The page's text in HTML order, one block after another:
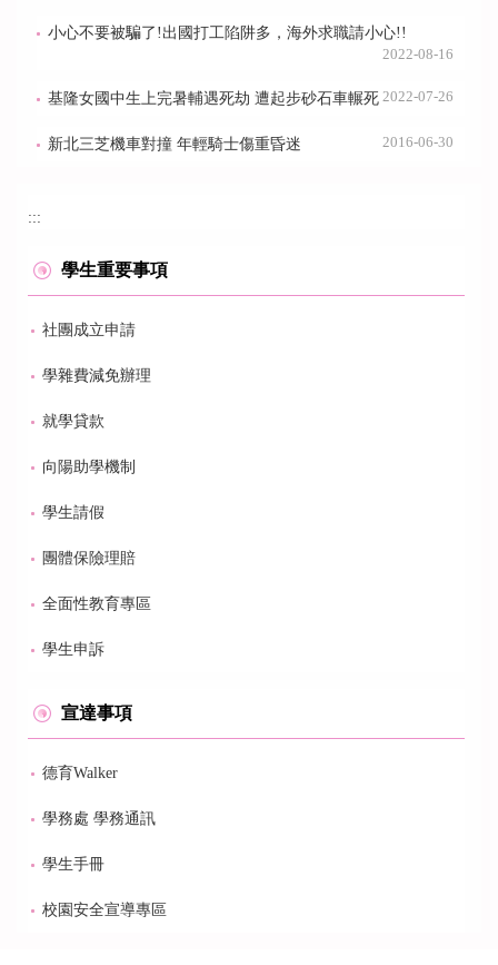
小心不要被騙了!出國打工陷阱多，海外求職請小心!!
2022-08-16
基隆女國中生上完暑輔遇死劫 遭起步砂石車輾死 2022-07-26
新北三芝機車對撞 年輕騎士傷重昏迷 2016-06-30
:::
學生重要事項
社團成立申請
學雜費減免辦理
就學貸款
向陽助學機制
學生請假
團體保險理賠
全面性教育專區
學生申訴
宣達事項
德育Walker
學務處 學務通訊
學生手冊
校園安全宣導專區